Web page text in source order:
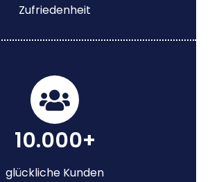
Zufriedenheit
10.000+
glückliche Kunden